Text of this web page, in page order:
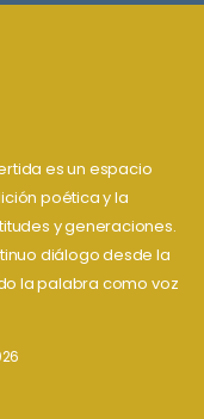
es un espacio
poética y la
y generaciones.
diálogo desde la
la palabra como voz